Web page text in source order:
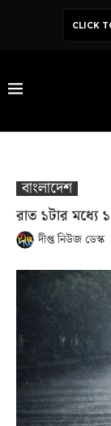
CLICK
বাংলাদেশ
রাত ১টার মধ্যে
দীপ্ত নিউজ ডেস্ক